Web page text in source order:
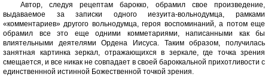
Автор, следуя рецептам барокко, обрамил свое произведение,
выдаваемое за записки одного иезуита-вольнодумца, рамками
«комментариев» другого вольнодумца, героя воспоминаний, а потом еще
обрамил все это еще одними комметариями, написанными как бы
влиятельными деятелями Ордена Иисуса. Таким образом, получилась
занятная картинка зеркал, отражающихся в зеркале, где точка зрения
смещается, и все никак не совпадает в своей бароккальной прихотливости с
единственнной истинной Божественной точкой зрения.